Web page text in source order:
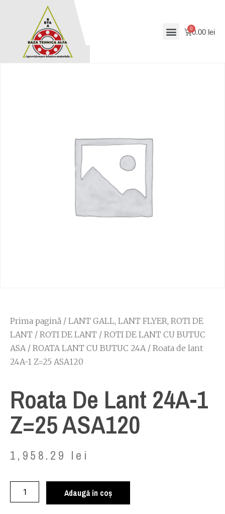
0.00 lei
Prima pagină / LANT GALL, LANT FLYER, ROTI DE
LANT / ROTI DE LANT / ROTI DE LANT CU BUTUC
ASA/ ROATA LANT CU BUTUC 24A/ Roata de lant
24A-1 Z=25 ASA120
Roata De Lant 24A-1
Z=25 ASA120
1,958.29 lei
Adaugă în coș